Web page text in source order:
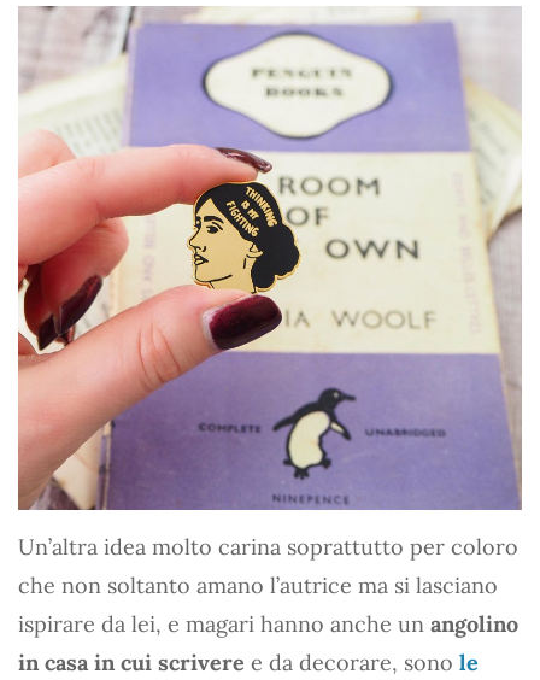
Un’altra idea molto carina soprattutto per coloro
che non soltanto amano l’autrice ma si lasciano
ispirare da lei, e magari hanno anche un angolino
in casa in cui scrivere e da decorare, sono le